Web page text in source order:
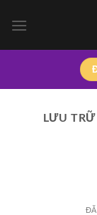
qua
LƯU